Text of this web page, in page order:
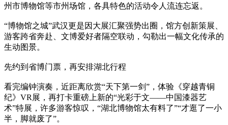
州市博物馆等市州场馆，各具特色的活动令人流连忘返。
“博物馆之城”武汉更是因大展汇聚强势出圈，馆方创新策展、
游客跨省奔赴、文博爱好者隔空联动，勾勒出一幅文化传承的
生动图景。
先约到省博门票，再安排湖北行程
看完编钟演奏，近距离欣赏“天下第一剑”，体验《穿越青铜
纪》VR展，再打卡重磅上新的“光彩于文——中国漆器艺
术”特展，许多游客惊叹，“湖北博物馆太有料了”“才逛了一小
半，脚就废了”。